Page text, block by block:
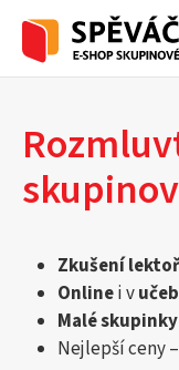
Zkušení
Onlinei v
Malé skupinky
Nejlepší ceny